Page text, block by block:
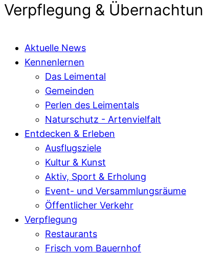
Verpflegung &
Aktuelle News
Kennenlernen
Das Leimental
Gemeinden
Perlen des Leimentals
Naturschutz - Artenvielfalt
Entdecken & Erleben
Ausflugsziele
Kultur & Kunst
Aktiv, Sport & Erholung
Event- und Versammlungsräume
Öffentlicher Verkehr
Verpflegung
Restaurants
Frisch vom Bauernhof